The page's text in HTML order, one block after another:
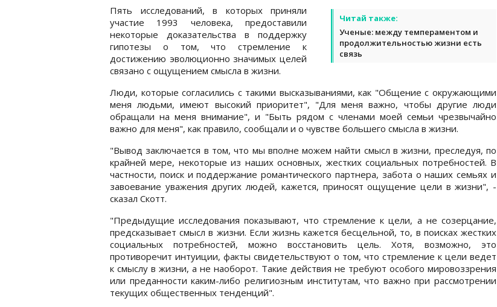
Читай также:
Ученые: между темпераментом и
продолжительностью жизни есть
связь
Пять исследований, в которых приняли
участие 1993 человека, предоставили
некоторые доказательства в поддержку
гипотезы о том, что стремление к
достижению эволюционно значимых целей
связано с ощущением смысла в жизни.
Люди, которые согласились с такими высказываниями, как "Общение с окружающими
меня людьми, имеют высокий приоритет", "Для меня важно, чтобы другие люди
обращали на меня внимание", и "Быть ​​рядом с членами моей семьи чрезвычайно
важно для меня", как правило, сообщали и о чувстве большего смысла в жизни.
"Вывод заключается в том, что мы вполне можем найти смысл в жизни, преследуя, по
крайней мере, некоторые из наших основных, жестких социальных потребностей. В
частности, поиск и поддержание романтического партнера, забота о наших семьях и
завоевание уважения других людей, кажется, приносят ощущение цели в жизни", -
сказал Скотт.
"Предыдущие исследования показывают, что стремление к цели, а не созерцание,
предсказывает смысл в жизни. Если жизнь кажется бесцельной, то, в поисках жестких
социальных потребностей, можно восстановить цель. Хотя, возможно, это
противоречит интуиции, факты свидетельствуют о том, что стремление к цели ведет
к смыслу в жизни, а не наоборот. Такие действия не требуют особого мировоззрения
или преданности каким-либо религиозным институтам, что важно при рассмотрении
текущих общественных тенденций".